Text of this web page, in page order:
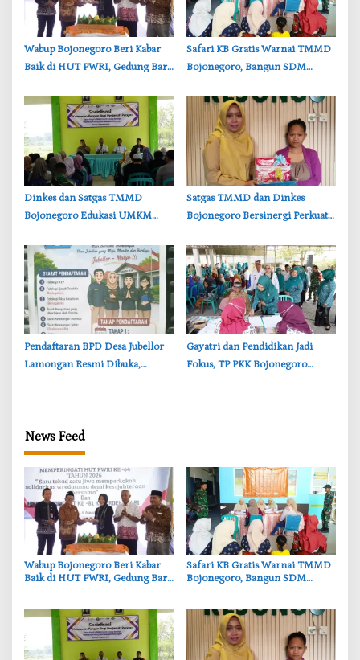
‎Wabup Bojonegoro Beri Kabar
Baik di HUT PWRI, Gedung Baru
‎Safari KB Gratis Warnai TMMD
Bojonegoro, Bangun SDM
‎Dinkes dan Satgas TMMD
Bojonegoro Edukasi UMKM
dan Formalin
‎Satgas TMMD dan Dinkes
Bojonegoro Bersinergi Perkuat
Pendaftaran BPD Desa Jubellor
Lamongan Resmi Dibuka,
‎Gayatri dan Pendidikan Jadi
Fokus, TP PKK Bojonegoro
News Feed
‎Wabup Bojonegoro Beri Kabar
Baik di HUT PWRI, Gedung Baru
‎Safari KB Gratis Warnai TMMD
Bojonegoro, Bangun SDM